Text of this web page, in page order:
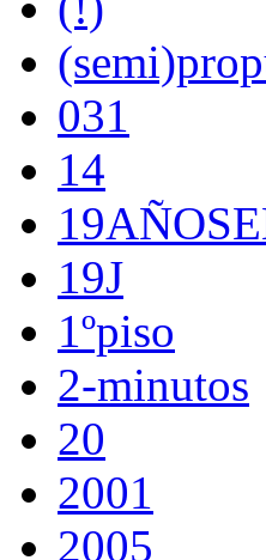
031
14
19J
1ºpiso
2-minutos
20
2001
2005